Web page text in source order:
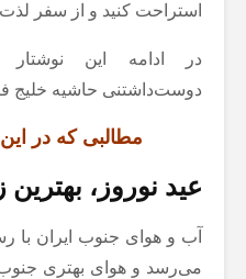
استراحت کنید و از سفر لذت
در ادامه این
دوست‌داشتنی حاشیه خلیج
مطالبی که در
عید نوروز،
آب و هوای جنوب ایران با
می‌رسد و هوای بهتری